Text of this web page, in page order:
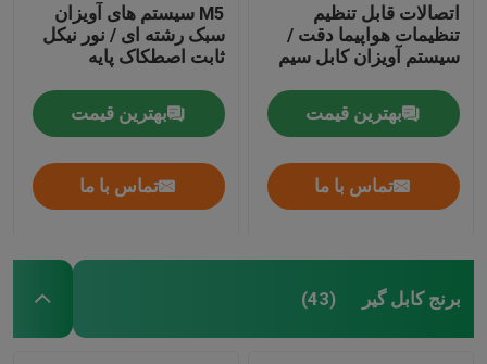
اتصالات قابل تنظیم
تنظیمات هواپیما دقت /
سیستم آویزان کابل سیم
بهترین قیمت
تماس با ما
M5 سیستم های آویزان
سبک رشته ای / نور نیکل
ثابت اصطکاک پایه
بهترین قیمت
تماس با ما
برنج کابل گیر (43)